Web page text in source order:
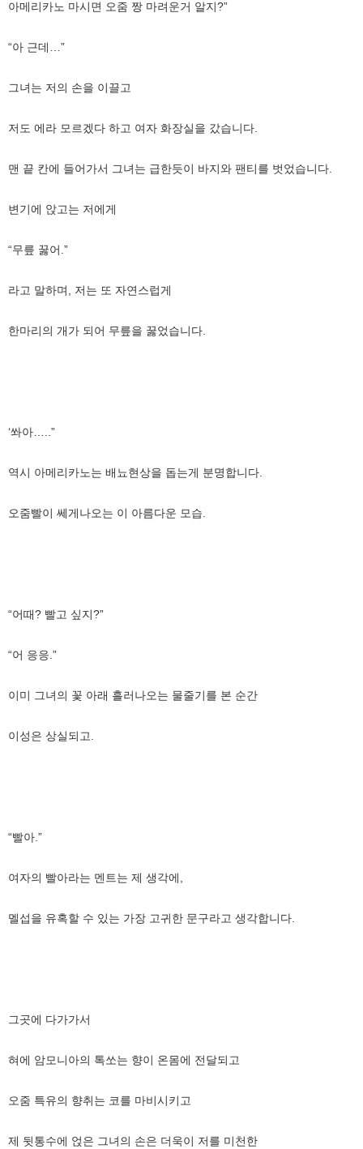
아메리카노 마시면 오줌 짱 마려운거 알지?”
“아 근데…”
그녀는 저의 손을 이끌고
저도 에라 모르겠다 하고 여자 화장실을 갔습니다.
맨 끝 칸에 들어가서 그녀는 급한듯이 바지와 팬티를 벗었습니다.
변기에 앉고는 저에게
“무릎 꿇어.”
라고 말하며, 저는 또 자연스럽게
한마리의 개가 되어 무릎을 꿇었습니다.
‘쏴아…..”
역시 아메리카노는 배뇨현상을 돕는게 분명합니다.
오줌빨이 쎄게나오는 이 아름다운 모습.
“어때? 빨고 싶지?”
“어 응응.”
이미 그녀의 꽃 아래 흘러나오는 물줄기를 본 순간
이성은 상실되고.
“빨아.”
여자의 빨아라는 멘트는 제 생각에,
멜섭을 유혹할 수 있는 가장 고귀한 문구라고 생각합니다.
그곳에 다가가서
혀에 암모니아의 톡쏘는 향이 온몸에 전달되고
오줌 특유의 향취는 코를 마비시키고
제 뒷통수에 얹은 그녀의 손은 더욱이 저를 미천한